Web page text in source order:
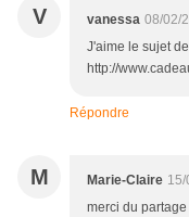
V vanessa 08/02/
J'aime le sujet
http://
Répondre
M Marie-Claire
merci du